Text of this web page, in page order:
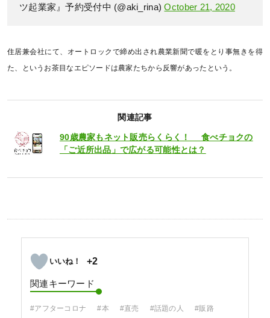
ツ起業家』予約受付中 (@aki_rina)October 21, 2020
住居兼会社にて、オートロックで締め出され農業新聞で暖をとり事無きを得
た、というお茶目なエピソードは農家たちから反響があったという。
関連記事
90歳農家もネット販売らくらく！ 食べチョクの
「ご近所出品」で広がる可能性とは？
+2
関連キーワード
#アフターコロナ #本 #直売 #話題の人 #販路